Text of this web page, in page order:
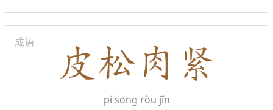
成语
pí sōng ròu jǐn